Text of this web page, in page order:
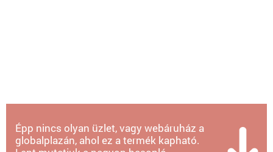
Épp nincs olyan üzlet, vagy webáruház a
globalplazán, ahol ez a termék kapható.